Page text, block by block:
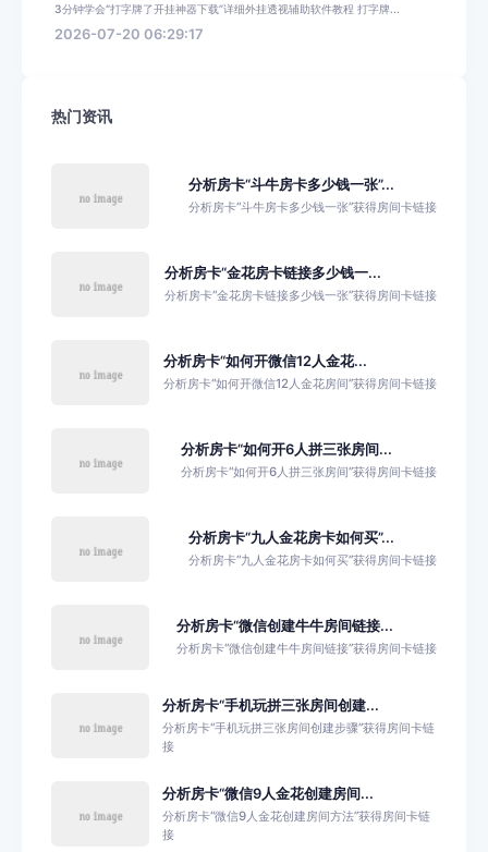
3分钟学会“打字牌了开挂神器下载”详细外挂透视辅助软件教程 打字牌...
2026-07-20 06:29:17
热门资讯
分析房卡“斗牛房卡多少钱一张”...
分析房卡“斗牛房卡多少钱一张”获得房间卡链接
分析房卡“金花房卡链接多少钱一...
分析房卡“金花房卡链接多少钱一张”获得房间卡链接
分析房卡“如何开微信12人金花...
分析房卡“如何开微信12人金花房间”获得房间卡链接
分析房卡“如何开6人拼三张房间...
分析房卡“如何开6人拼三张房间”获得房间卡链接
分析房卡“九人金花房卡如何买”...
分析房卡“九人金花房卡如何买”获得房间卡链接
分析房卡“微信创建牛牛房间链接...
分析房卡“微信创建牛牛房间链接”获得房间卡链接
分析房卡“手机玩拼三张房间创建...
分析房卡“手机玩拼三张房间创建步骤”获得房间卡链
接
分析房卡“微信9人金花创建房间...
分析房卡“微信9人金花创建房间方法”获得房间卡链
接